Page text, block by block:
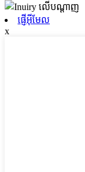
ផ្ញើអ៊ីមែល
x